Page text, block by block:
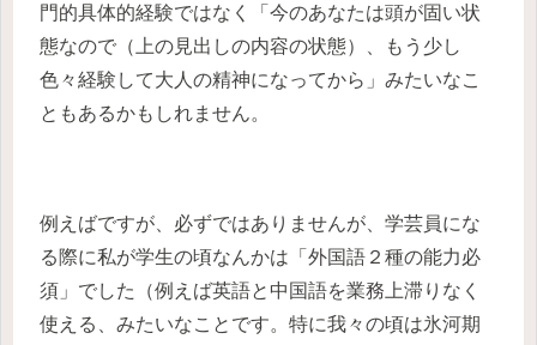
門的具体的経験ではなく「今のあなたは頭が固い状
態なので（上の見出しの内容の状態）、もう少し
色々経験して大人の精神になってから」みたいなこ
ともあるかもしれません。
例えばですが、必ずではありませんが、学芸員にな
る際に私が学生の頃なんかは「外国語２種の能力必
須」でした（例えば英語と中国語を業務上滞りなく
使える、みたいなことです。特に我々の頃は氷河期